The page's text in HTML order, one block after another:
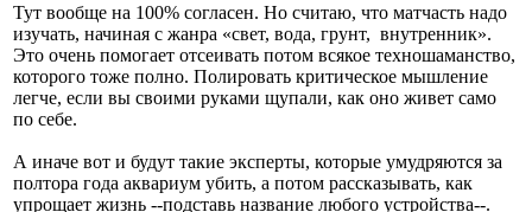
Тут вообще на 100% согласен. Но считаю, что матчасть надо
изучать, начиная с жанра «свет, вода, грунт, внутренник».
Это очень помогает отсеивать потом всякое техношаманство,
которого тоже полно. Полировать критическое мышление
легче, если вы своими руками щупали, как оно живет само
по себе.
А иначе вот и будут такие эксперты, которые умудряются за
полтора года аквариум убить, а потом рассказывать, как
упрощает жизнь --подставь название любого устройства--.